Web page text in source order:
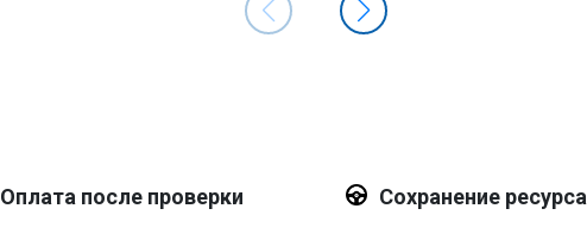
Оплата после проверки Сохранение ресурса